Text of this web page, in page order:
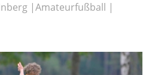
Amateurfußball